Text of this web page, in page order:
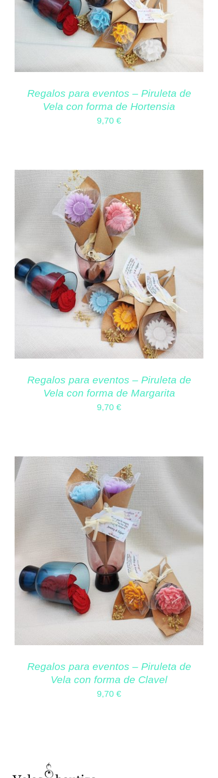
Regalos para eventos – Piruleta de
Vela con forma de Hortensia
9,70 €
Regalos para eventos – Piruleta de
Vela con forma de Margarita
9,70 €
Regalos para eventos – Piruleta de
Vela con forma de Clavel
9,70 €